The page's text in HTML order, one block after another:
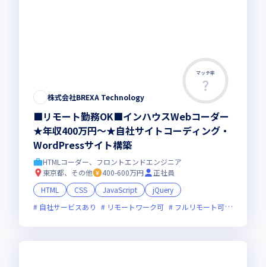
マッチ率
株式会社BREXA Technology
■リモート勤務OK■インハウスWebコーダー
★年収400万円～★自社サイトコーディング・
WordPressサイト構築
HTMLコーダー、フロントエンドエンジニア
東京都、その他
400-600万円
正社員
HTML
CSS JavaScript
jQuery
自社サービスあり
リモートワーク可 フルリモート可